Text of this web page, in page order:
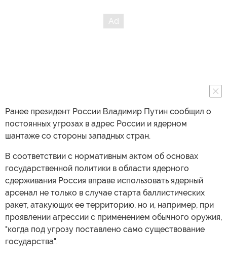
Ранее президент России Владимир Путин сообщил о
постоянных угрозах в адрес России и ядерном
шантаже со стороны западных стран.
В соответствии с нормативным актом об основах
государственной политики в области ядерного
сдерживания Россия вправе использовать ядерный
арсенал не только в случае старта баллистических
ракет, атакующих ее территорию, но и, например, при
проявлении агрессии с применением обычного оружия,
"когда под угрозу поставлено само существование
государства".